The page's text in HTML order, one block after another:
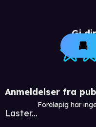
Gi
Anmeldelser fra
Laster...
Foreløpig har